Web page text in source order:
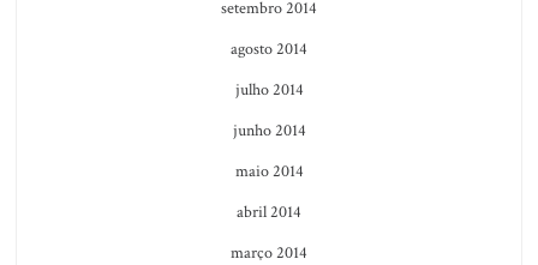
setembro 2014
agosto 2014
julho 2014
junho 2014
maio 2014
abril 2014
março 2014